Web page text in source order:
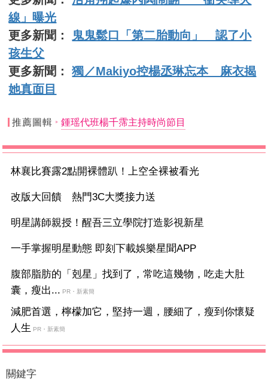
線」曝光
更多新聞：
鬼鬼鬆口「第二胎動向」 認了小
孩生父
更多新聞：獨／Makiyo控楊丞琳忘本 麻衣揭
她真面目
推薦圖輯 鍾瑶代班楊千霈主持時尚節目
林襄比賽露2點開裸體趴！上空全裸被看光
改版大回饋 熱門3C大獎接力送
明星講師親授！醒吾三立學院打造影視新星
一手掌握明星動態 即刻下載娛樂星聞APP
腹部脂肪的「剋星」找到了，常吃這幾物，吃走大肚
囊，瘦出... PR・新素簡
減肥首選，檸檬加它，堅持一週，腰細了，瘦到你懷疑
人生 PR・新素簡
關鍵字